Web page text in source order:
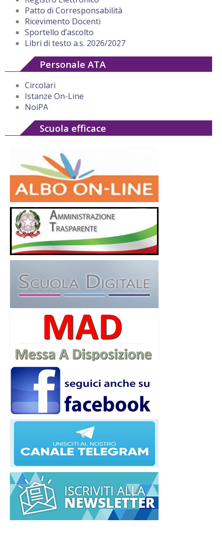
Patto di Corresponsabilità
Ricevimento Docenti
Sportello d’ascolto
Libri di testo a.s. 2026/2027
Personale ATA
Circolari
Istanze On-Line
NoiPA
Scuola efficace